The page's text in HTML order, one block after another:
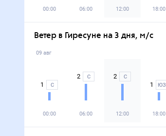
00:00 06:00 12:00 18:00
Ветер в Гиресуне на 3 дня, м/с
09 авг
1 С
00:00
2 С
06:00
2 С
12:00
1 ЮЗ
18:00